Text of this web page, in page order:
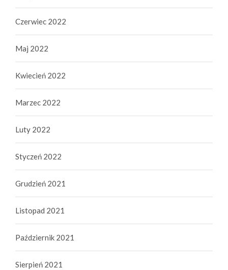
Czerwiec 2022
Maj 2022
Kwiecień 2022
Marzec 2022
Luty 2022
Styczeń 2022
Grudzień 2021
Listopad 2021
Październik 2021
Sierpień 2021